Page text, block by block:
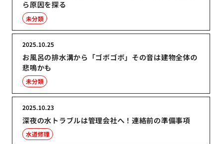
ら原因を探る
未分類
お風呂の排水溝から「ゴボゴボ」その音は建物全体の
悲鳴かも
2025.10.25
未分類
深夜の水トラブルは管理会社へ！連絡前の準備事項
2025.10.23
水道修理